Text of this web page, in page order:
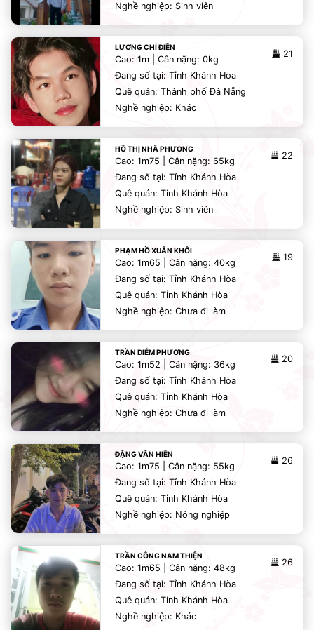
Nghề nghiệp: Sinh viên
LƯƠNG CHÍ ĐIỀN
21
Cao: 1m | Cân nặng: 0kg
Đang số tại: Tỉnh Khánh Hòa
Quê quán: Thành phố Đà Nẵng
Nghề nghiệp: Khác
HỒ THỊ NHÃ PHƯƠNG
22
Cao: 1m75 | Cân nặng: 65kg
Đang số tại: Tỉnh Khánh Hòa
Quê quán: Tỉnh Khánh Hòa
Nghề nghiệp: Sinh viên
PHẠM HỒ XUÂN KHÔI
19
Cao: 1m65 | Cân nặng: 40kg
Đang số tại: Tỉnh Khánh Hòa
Quê quán: Tỉnh Khánh Hòa
Nghề nghiệp: Chưa đi làm
TRẦN DIỄM PHƯƠNG
20
Cao: 1m52 | Cân nặng: 36kg
Đang số tại: Tỉnh Khánh Hòa
Quê quán: Tỉnh Khánh Hòa
Nghề nghiệp: Chưa đi làm
ĐẶNG VĂN HIỀN
26
Cao: 1m75 | Cân nặng: 55kg
Đang số tại: Tỉnh Khánh Hòa
Quê quán: Tỉnh Khánh Hòa
Nghề nghiệp: Nông nghiệp
TRẦN CÔNG NAM THIỆN
26
Cao: 1m65 | Cân nặng: 48kg
Đang số tại: Tỉnh Khánh Hòa
Quê quán: Tỉnh Khánh Hòa
Nghề nghiệp: Khác